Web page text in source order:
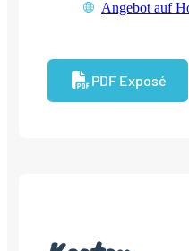
Angebot auf
PDF Exposé